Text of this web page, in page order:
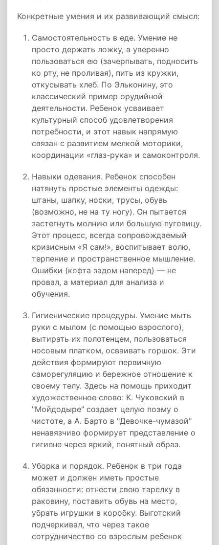
Конкретные умения и их развивающий смысл:
Самостоятельность в еде. Умение не
просто держать ложку, а уверенно
пользоваться ею (зачерпывать, подносить
ко рту, не проливая), пить из кружки,
откусывать хлеб. По Эльконину, это
классический пример орудийной
деятельности. Ребенок усваивает
культурный способ удовлетворения
потребности, и этот навык напрямую
связан с развитием мелкой моторики,
координации «глаз-рука» и самоконтроля.
Навыки одевания. Ребенок способен
натянуть простые элементы одежды:
штаны, шапку, носки, трусы, обувь
(возможно, не на ту ногу). Он пытается
застегнуть молнию или большую пуговицу.
Этот процесс, всегда сопровождаемый
кризисным «Я сам!», воспитывает волю,
терпение и пространственное мышление.
Ошибки (кофта задом наперед) — не
провал, а материал для анализа и
обучения.
Гигиенические процедуры. Умение мыть
руки с мылом (с помощью взрослого),
вытирать их полотенцем, пользоваться
носовым платком, осваивать горшок. Эти
действия формируют первичную
саморегуляцию и бережное отношение к
своему телу. Здесь на помощь приходит
художественное слово: К. Чуковский в
"Мойдодыре" создает целую поэму о
чистоте, а А. Барто в "Девочке-чумазой"
ненавязчиво формирует представление о
гигиене через яркий, понятный образ.
Уборка и порядок. Ребенок в три года
может и должен иметь простые
обязанности: отнести свою тарелку в
раковину, поставить обувь на место,
убрать игрушки в коробку. Выготский
подчеркивал, что через такое
сотрудничество со взрослым ребенок